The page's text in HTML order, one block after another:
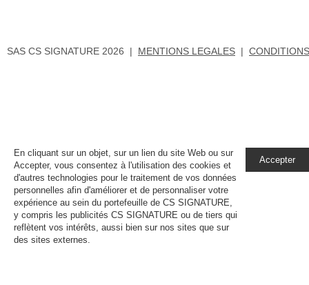
SAS CS SIGNATURE 2026 | MENTIONS LEGALES |
En cliquant sur un objet, sur un lien du site Web ou sur
Accepter, vous consentez à l'utilisation des cookies et
d'autres technologies pour le traitement de vos données
personnelles afin d'améliorer et de personnaliser votre
expérience au sein du portefeuille de CS SIGNATURE,
y compris les publicités CS SIGNATURE ou de tiers qui
reflètent vos intérêts, aussi bien sur nos sites que sur
des sites externes.
Accepter